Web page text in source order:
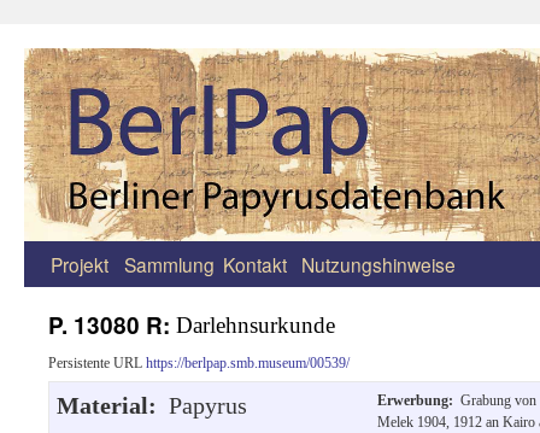
Zum
springen
Projekt Sammlung Kontakt Nutzungshinweise
P. 13080 R: Darlehnsurkunde
Persistente URL https://berlpap.smb.museum/00539/
Material: Papyrus Erwerbung: Grabung
Melek 1904, 1912 an Kairo